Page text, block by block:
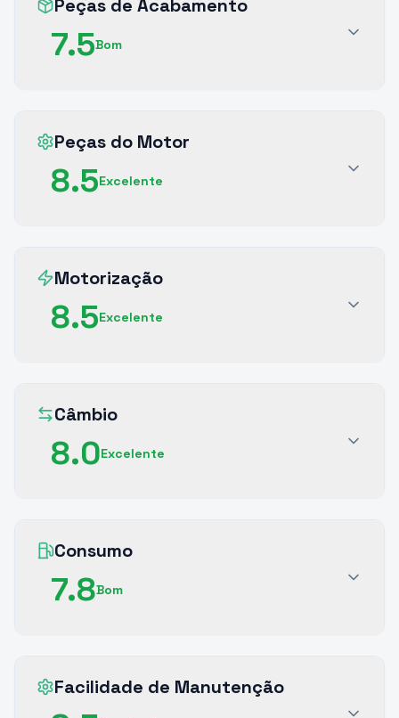
Peças de Acabamento
7.5Bom
Peças do Motor
8.5Excelente
Motorização
8.5Excelente
Câmbio
8.0Excelente
Consumo
7.8Bom
Facilidade de Manutenção